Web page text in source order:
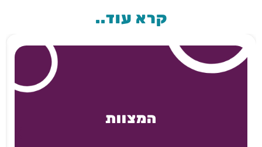
קרא עוד..
המצוות